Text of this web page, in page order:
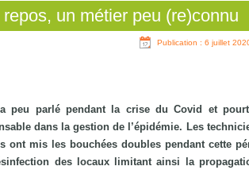
un métier peu (re)connu
Publication : 6 juillet
peu parlé pendant la crise du Covid et
dans la gestion de l’épidémie. Les
ont mis les bouchées doubles pendant cette
des locaux limitant ainsi la